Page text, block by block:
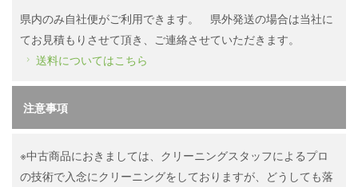
県内のみ自社便がご利用できます。 県外発送の場合は当社に
てお見積もりさせて頂き、ご連絡させていただきます。
送料についてはこちら
注意事項
※中古商品におきましては、クリーニングスタッフによるプロ
の技術で入念にクリーニングをしておりますが、どうしても落